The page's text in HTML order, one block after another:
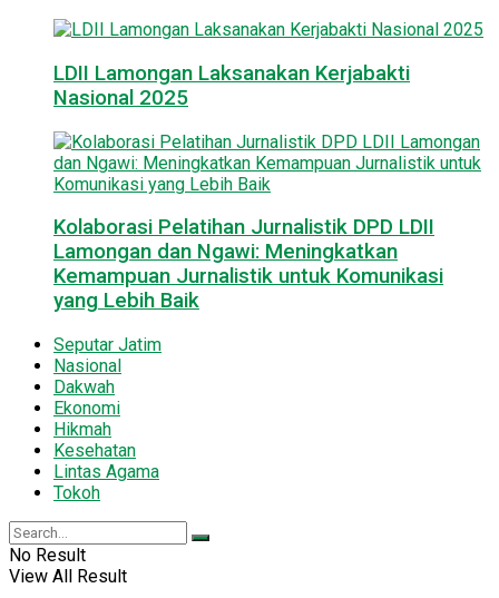
LDII Lamongan Laksanakan Kerjabakti
Nasional 2025
Kolaborasi Pelatihan Jurnalistik DPD LDII
Lamongan dan Ngawi: Meningkatkan
Kemampuan Jurnalistik untuk Komunikasi
yang Lebih Baik
Seputar Jatim
Nasional
Dakwah
Ekonomi
Hikmah
Kesehatan
Lintas Agama
Tokoh
No Result
View All Result